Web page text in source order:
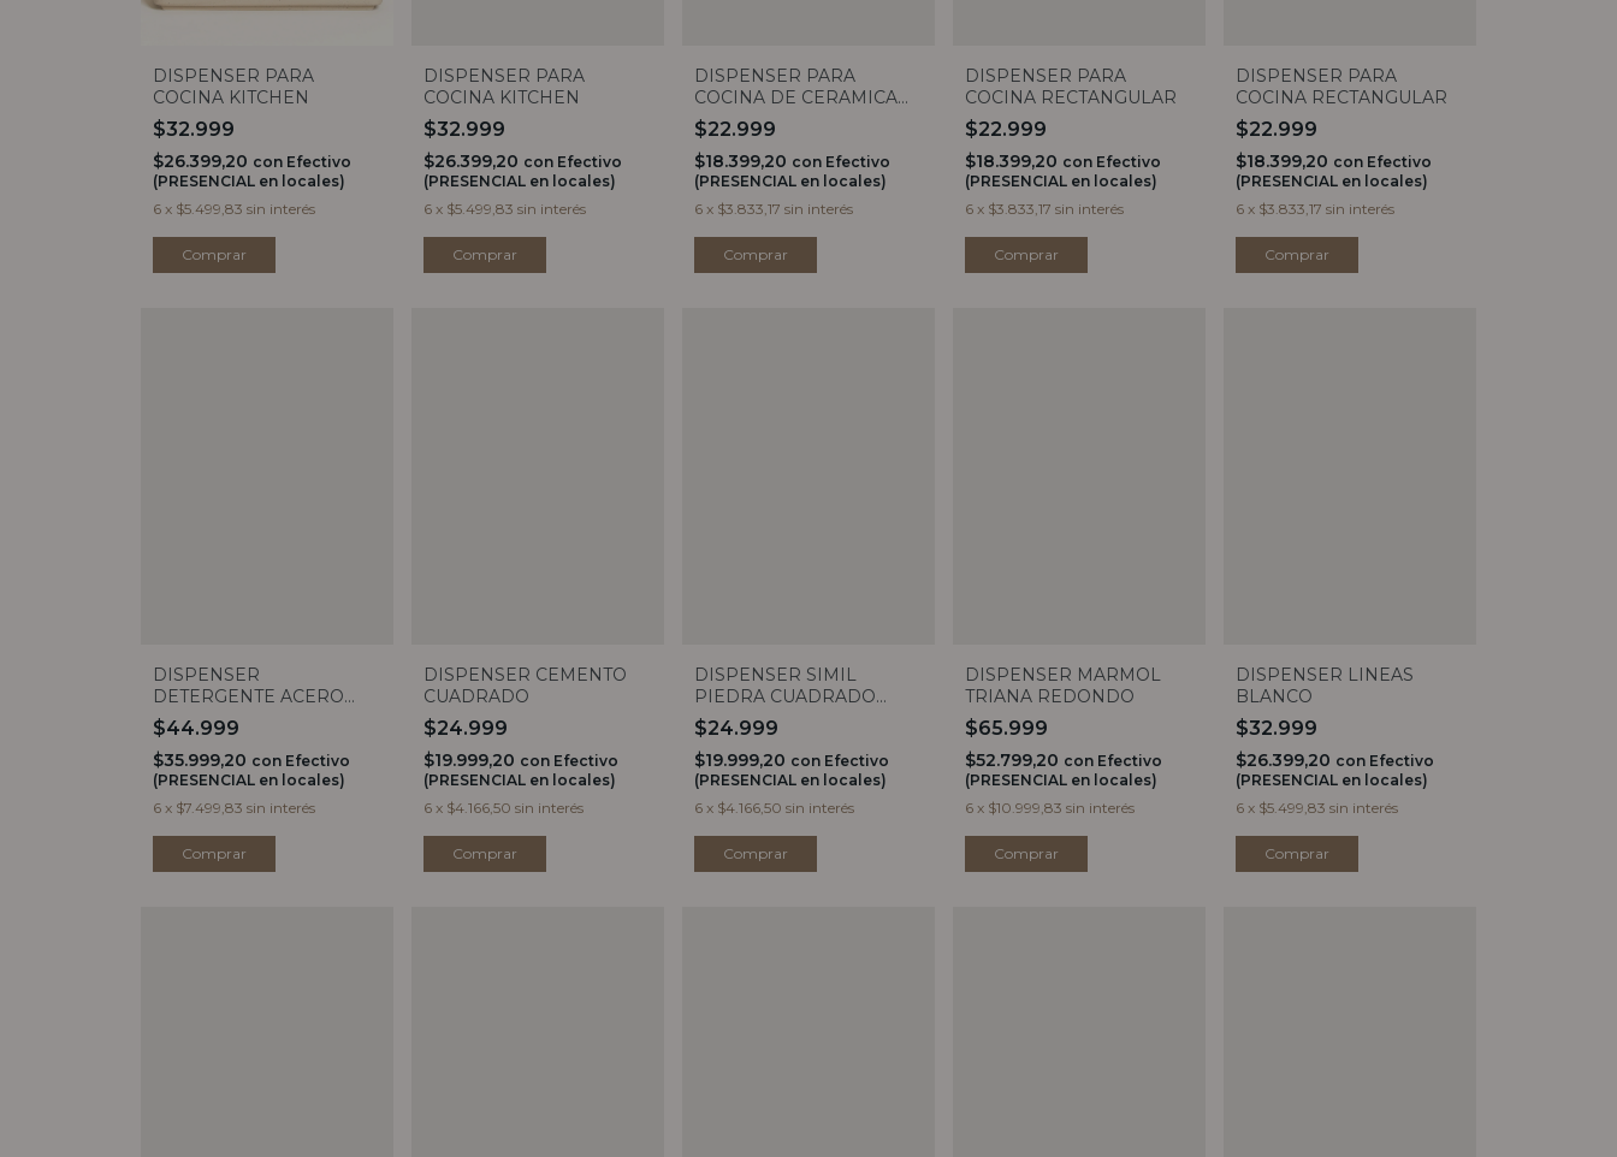
DISPENSER PARA
COCINA KITCHEN
$32.999
$26.399,20 con Efectivo
(PRESENCIAL en locales)
6 x $5.499,83 sin interés
Comprar
DISPENSER PARA
COCINA KITCHEN
$32.999
$26.399,20 con Efectivo
(PRESENCIAL en locales)
6 x $5.499,83 sin interés
Comprar
DISPENSER PARA
COCINA DE CERAMICA
BLANCO
$22.999
$18.399,20 con Efectivo
(PRESENCIAL en locales)
6 x $3.833,17 sin interés
DISPENSER PARA
COCINA RECTANGULAR
$22.999
$18.399,20 con Efectivo
(PRESENCIAL en locales)
6 x $3.833,17 sin interés
Comprar
DISPENSER PARA
COCINA RECTANGULAR
$22.999
$18.399,20 con Efectivo
(PRESENCIAL en locales)
6 x $3.833,17 sin interés
Comprar
DISPENSER
DETERGENTE ACERO
INOXIDABLE
$44.999
$35.999,20 con Efectivo
(PRESENCIAL en locales)
6 x $7.499,83 sin interés
DISPENSER CEMENTO
CUADRADO
$24.999
$19.999,20 con Efectivo
(PRESENCIAL en locales)
6 x $4.166,50 sin interés
DISPENSER SIMIL
PIEDRA CUADRADO
BLANCO
$24.999
$19.999,20 con Efectivo
(PRESENCIAL en locales)
6 x $4.166,50 sin interés
DISPENSER MARMOL
TRIANA REDONDO
$65.999
$52.799,20 con Efectivo
(PRESENCIAL en locales)
6 x $10.999,83 sin interés
DISPENSER LINEAS
BLANCO
$32.999
$26.399,20 con Efectivo
(PRESENCIAL en locales)
6 x $5.499,83 sin interés